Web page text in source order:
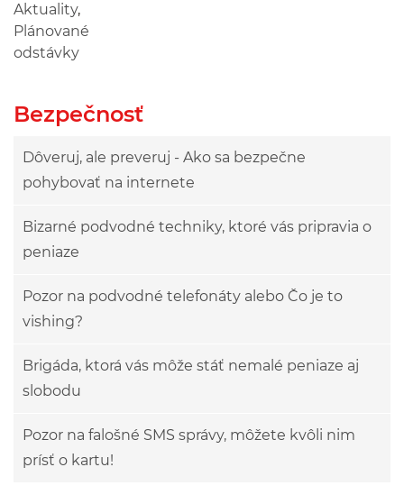
Aktuality,
Plánované
odstávky
Bezpečnosť
Dôveruj, ale preveruj - Ako sa bezpečne
pohybovať na internete
Bizarné podvodné techniky, ktoré vás pripravia o
peniaze
Pozor na podvodné telefonáty alebo Čo je to
vishing?
Brigáda, ktorá vás môže stáť nemalé peniaze aj
slobodu
Pozor na falošné SMS správy, môžete kvôli nim
prísť o kartu!